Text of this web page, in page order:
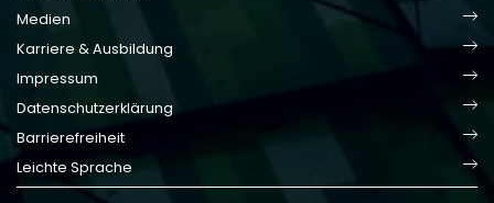
Medien
Karriere & Ausbildung
Impressum
Datenschutzerklärung
Barrierefreiheit
Leichte Sprache